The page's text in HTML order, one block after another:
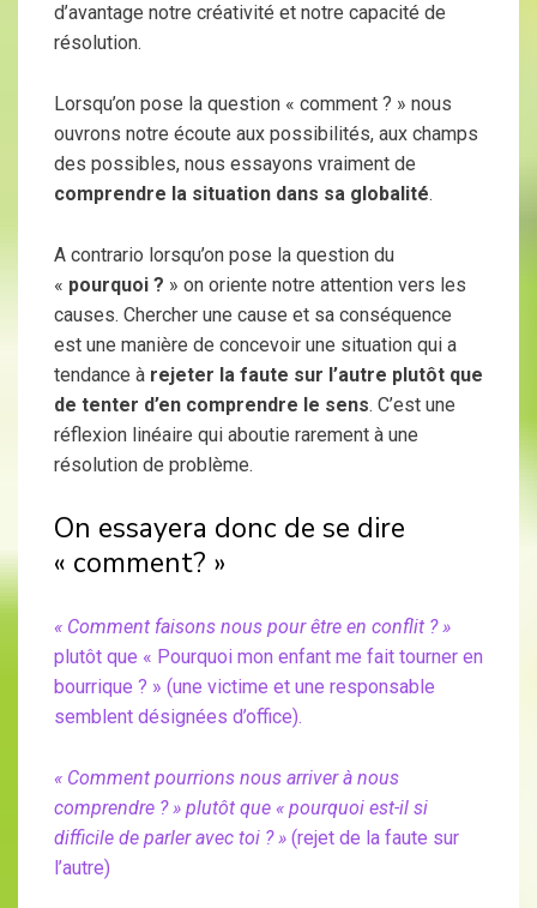
d’avantage notre créativité et notre capacité de
résolution.
Lorsqu’on pose la question « comment ? » nous
ouvrons notre écoute aux possibilités, aux champs
des possibles, nous essayons vraiment de
comprendre la situation dans sa globalité.
A contrario lorsqu’on pose la question du
« pourquoi ? » on oriente notre attention vers les
causes. Chercher une cause et sa conséquence
est une manière de concevoir une situation qui a
tendance à rejeter la faute sur l’autre plutôt que
de tenter d’en comprendre le sens. C’est une
réflexion linéaire qui aboutie rarement à une
résolution de problème.
On essayera donc de se dire
« comment? »
« Comment faisons nous pour être en conflit ? »
plutôt que « Pourquoi mon enfant me fait tourner en
bourrique ? » (une victime et une responsable
semblent désignées d’office).
« Comment pourrions nous arriver à nous
comprendre ? » plutôt que « pourquoi est-il si
difficile de parler avec toi ? » (rejet de la faute sur
l’autre)